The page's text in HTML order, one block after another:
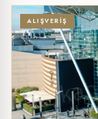
ALIŞVERIŞ